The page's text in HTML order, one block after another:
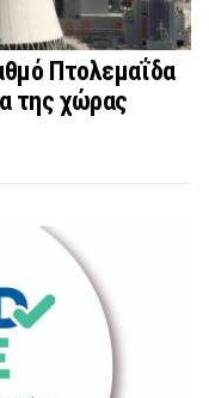
Πτολεμαΐδα
της χώρας